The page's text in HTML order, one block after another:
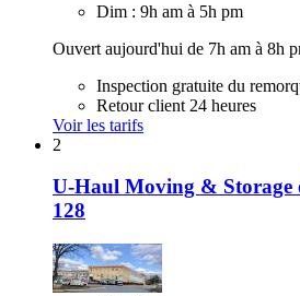
Dim : 9h am à 5h pm
Ouvert aujourd'hui de 7h am à 8h
Inspection gratuite du
Retour client 24 heures
Voir les tarifs
2
U-Haul Moving & Storage
128